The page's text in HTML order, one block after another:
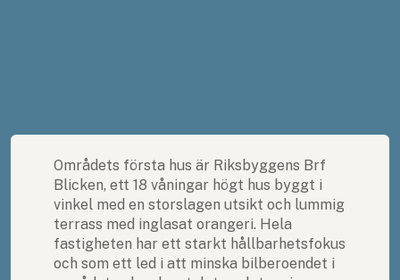
Områdets första hus är Riksbyggens Brf
Blicken, ett 18 våningar högt hus byggt i
vinkel med en storslagen utsikt och lummig
terrass med inglasat orangeri. Hela
fastigheten har ett starkt hållbarhetsfokus
och som ett led i att minska bilberoendet i